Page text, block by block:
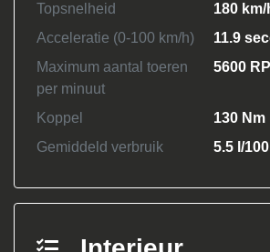
Topsnelheid
180 km/
Acceleratie (0-100 km/h)
11.9
Maximum aantal toeren
per minuut
5600
Koppel
130 Nm
Gemiddeld verbruik
5.5 l/